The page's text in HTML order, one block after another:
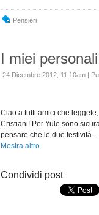
Pensieri
I miei
24 Dicembre 2012, 11:10am |
Ciao a tutti amici che
Cristiani! Per Yule sono
pensare che le due festività...
Mostra altro
Condividi post